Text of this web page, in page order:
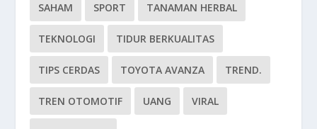
SAHAM SPORT TANAMAN HERBAL
TEKNOLOGI TIDUR BERKUALITAS
TIPS CERDAS TOYOTA AVANZA TREND.
TREN OTOMOTIF UANG VIRAL